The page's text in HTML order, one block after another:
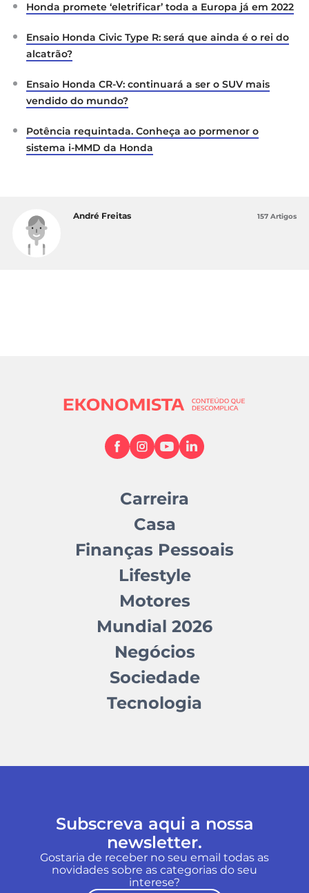
Honda promete ‘eletrificar’ toda a Europa já em 2022
Ensaio Honda Civic Type R: será que ainda é o rei do
alcatrão?
Ensaio Honda CR-V: continuará a ser o SUV mais
vendido do mundo?
Potência requintada. Conheça ao pormenor o
sistema i-MMD da Honda
André Freitas 157 Artigos
Carreira
Casa
Finanças Pessoais
Lifestyle
Motores
Mundial 2026
Negócios
Sociedade
Tecnologia
Subscreva aqui a nossa
newsletter.
Gostaria de receber no seu email todas as
novidades sobre as categorias do seu
interese?